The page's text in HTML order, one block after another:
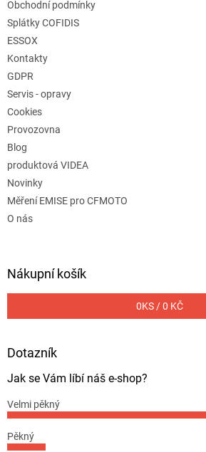
Obchodní podmínky
Splátky COFIDIS
ESSOX
Kontakty
GDPR
Servis - opravy
Cookies
Provozovna
Blog
produktová VIDEA
Novinky
Měření EMISE pro CFMOTO
O nás
Nákupní košík
0KS /0 KČ
Dotazník
Jak se Vám líbí náš e-shop?
Velmi pěkný
Pěkný